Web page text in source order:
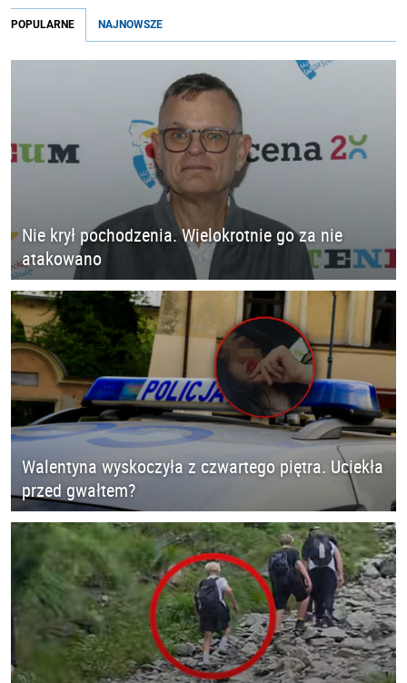
POPULARNE NAJNOWSZE
Nie krył pochodzenia. Wielokrotnie go za nie
atakowano
Walentyna wyskoczyła z czwartego piętra. Uciekła
przed gwałtem?